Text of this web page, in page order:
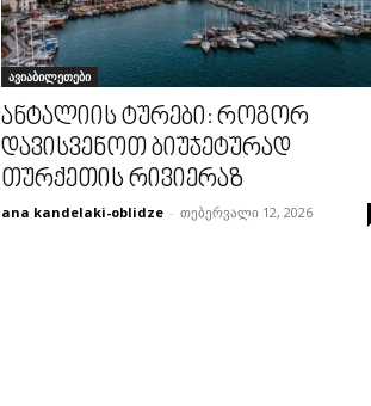
ავიაბილეთები
ანტალიის ტურები: როგორ
დავისვენოთ ბიუჯეტურად
თურქეთის რივიერაზ
ana kandelaki-oblidze - თებერვალი 12, 2026